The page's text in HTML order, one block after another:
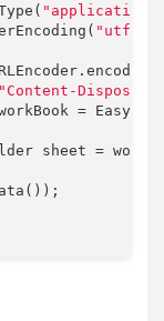
"application/
"utf-8"
"Content-
=
sheet =